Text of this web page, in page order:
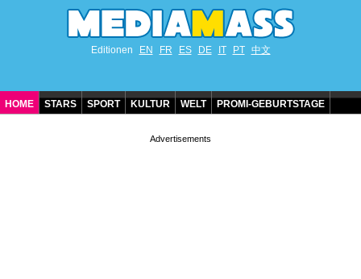
Editionen EN FR ES DE IT PT 中文
HOME STARS SPORT KULTUR WELT PROMI-GEBURTSTAGE